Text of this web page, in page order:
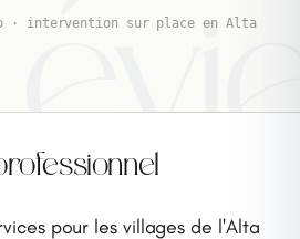
· intervention sur place en Alta
pour les villages de l'Alta